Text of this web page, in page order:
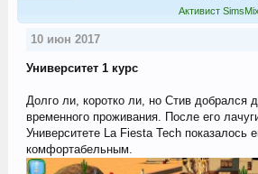
Активист
10 июн 2017
Университет 1 курс
Долго ли, коротко ли, но Стив добрался
временного проживания. После его
Университете La Fiesta Tech показалось
комфортабельным.